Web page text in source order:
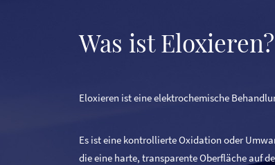
Was ist Eloxieren?
Eloxieren ist eine elektrochemische
Es ist eine kontrollierte Oxidation oder
die eine harte, transparente Oberfläche auf